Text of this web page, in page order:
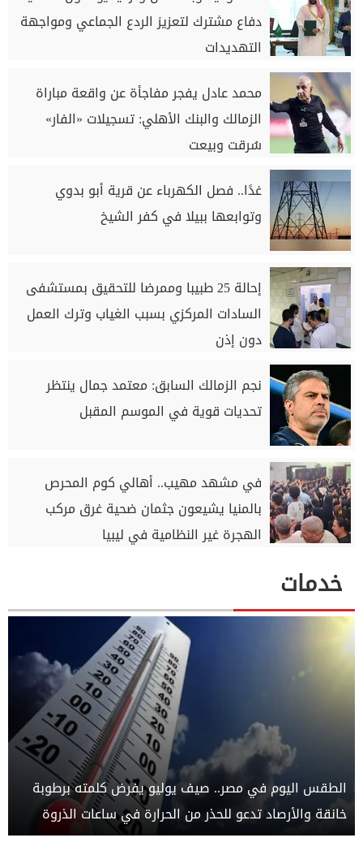
دفاع مشترك لتعزيز الردع الجماعي ومواجهة
التهديدات
محمد عادل يفجر مفاجأة عن واقعة مباراة
الزمالك والبنك الأهلي: تسجيلات «الفار»
سُرقت وبيعت
غدًا.. فصل الكهرباء عن قرية أبو بدوي
وتوابعها ببيلا في كفر الشيخ
إحالة 25 طبيبا وممرضا للتحقيق بمستشفى
السادات المركزي بسبب الغياب وترك العمل
دون إذن
نجم الزمالك السابق: معتمد جمال ينتظر
تحديات قوية في الموسم المقبل
في مشهد مهيب.. أهالي كوم المحرص
بالمنيا يشيعون جثمان ضحية غرق مركب
الهجرة غير النظامية في ليبيا
خدمات
الطقس اليوم في مصر.. صيف يوليو يفرض كلمته برطوبة
خانقة والأرصاد تدعو للحذر من الحرارة في ساعات الذروة